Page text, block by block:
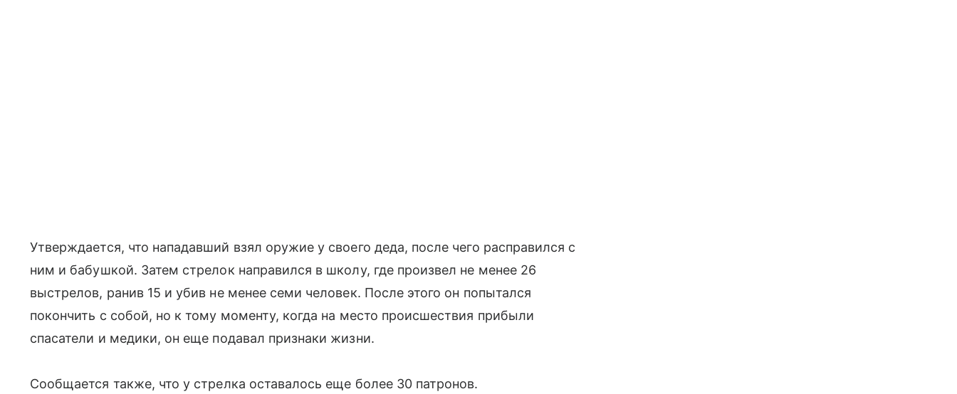
Утверждается, что нападавший взял оружие у своего деда, после чего расправился с
ним и бабушкой. Затем стрелок направился в школу, где произвел не менее 26
выстрелов, ранив 15 и убив не менее семи человек. После этого он попытался
покончить с собой, но к тому моменту, когда на место происшествия прибыли
спасатели и медики, он еще подавал признаки жизни.
Сообщается также, что у стрелка оставалось еще более 30 патронов.